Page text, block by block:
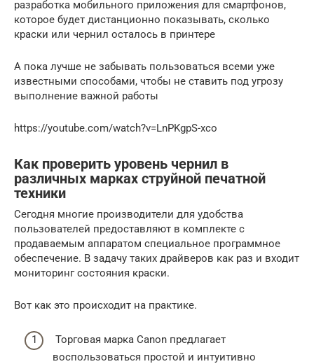
разработка мобильного приложения для смартфонов,
которое будет дистанционно показывать, сколько
краски или чернил осталось в принтере
А пока лучше не забывать пользоваться всеми уже
известными способами, чтобы не ставить под угрозу
выполнение важной работы
https://youtube.com/watch?v=LnPKgpS-xco
Как проверить уровень чернил в
различных марках струйной печатной
техники
Сегодня многие производители для удобства
пользователей предоставляют в комплекте с
продаваемым аппаратом специальное программное
обеспечение. В задачу таких драйверов как раз и входит
мониторинг состояния краски.
Вот как это происходит на практике.
Торговая марка Canon предлагает
воспользоваться простой и интуитивно